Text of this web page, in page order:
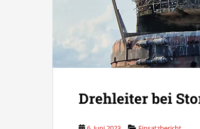
Drehleiter bei